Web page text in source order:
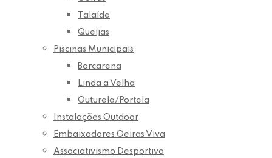
Talaíde
Queijas
Piscinas Municipais
Barcarena
Linda a Velha
Outurela/Portela
Instalações Outdoor
Embaixadores Oeiras Viva
Associativismo Desportivo